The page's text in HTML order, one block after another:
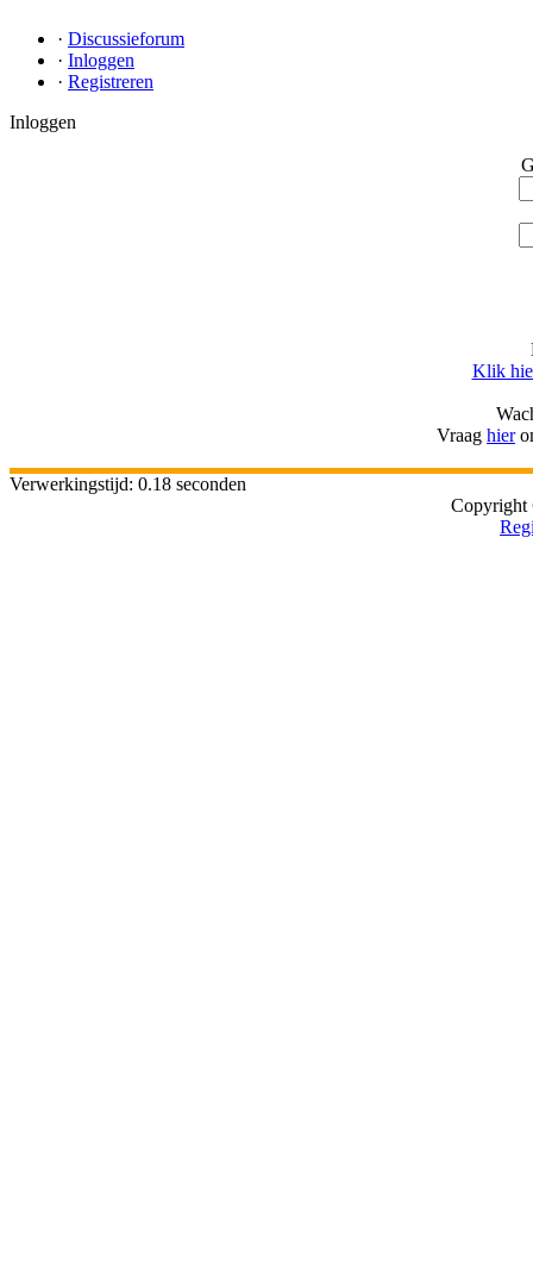
· Discussieforum
· Inloggen
· Registreren
Inloggen
Klik
Vraag hier
Verwerkingstijd: 0.18 seconden
Copyright